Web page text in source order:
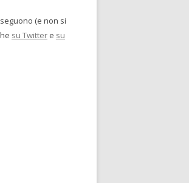
(e non si
su Twitter e su